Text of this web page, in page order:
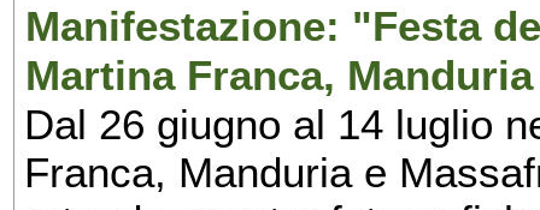
Manifestazione: "Festa
Martina Franca,
Dal 26 giugno al 14 luglio
Franca, Manduria e